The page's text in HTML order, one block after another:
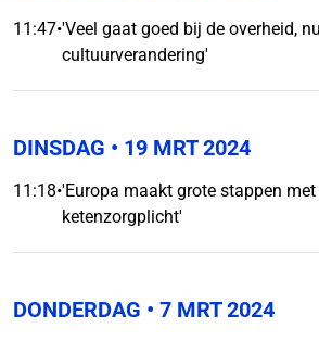
11:47•'Veel gaat goed bij de overheid,
cultuurverandering'
DINSDAG • 19 MRT 2024
11:18•'Europa maakt grote stappen
ketenzorgplicht'
DONDERDAG • 7 MRT 2024